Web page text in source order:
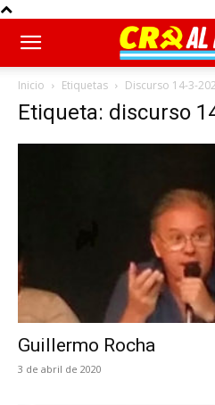
Inicio Etiquetas Discurso 14-3-
Etiqueta: discurso
Guillermo Rocha
3 de abril de 2020